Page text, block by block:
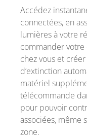
Accédez
connectées, en
lumières à votre
commander votre
chez vous et
d’extinction
matériel
télécommande
pour pouvoir
associées, même
zone.